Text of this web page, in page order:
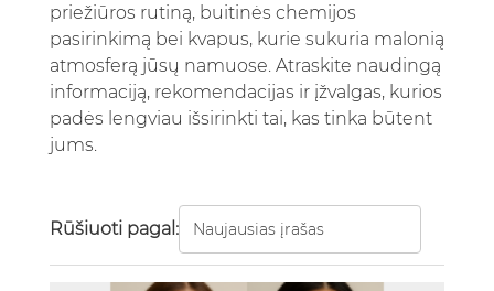
priežiūros rutiną, buitinės chemijos
pasirinkimą bei kvapus, kurie sukuria malonią
atmosferą jūsų namuose. Atraskite naudingą
informaciją, rekomendacijas ir įžvalgas, kurios
padės lengviau išsirinkti tai, kas tinka būtent
jums.
Rūšiuoti pagal: